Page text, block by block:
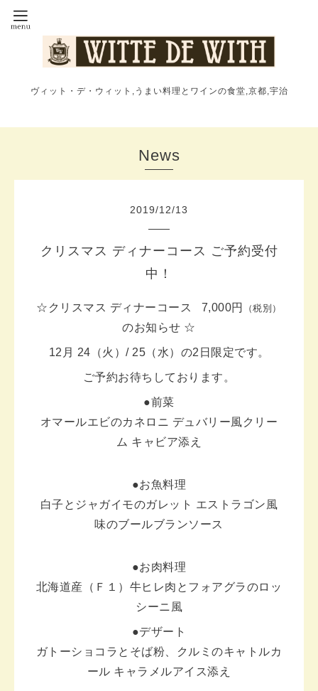
ヴィット・デ・ウィット,うまい料理とワインの食堂,京都,宇治
News
2019/12/13
クリスマス ディナーコース ご予約受付
中！
☆クリスマス ディナーコース 7,000円 （税別）
のお知らせ ☆
12月 24（火）/ 25（水）の2日限定です。
ご予約お待ちしております。
●前菜
オマールエビのカネロニ デュバリー風クリー
ム キャビア添え
●お魚料理
白子とジャガイモのガレット エストラゴン風
味のブールブランソース
●お肉料理
北海道産（Ｆ１）牛ヒレ肉とフォアグラのロッ
シーニ風
●デザート
ガトーショコラとそば粉、クルミのキャトルカ
ール キャラメルアイス添え